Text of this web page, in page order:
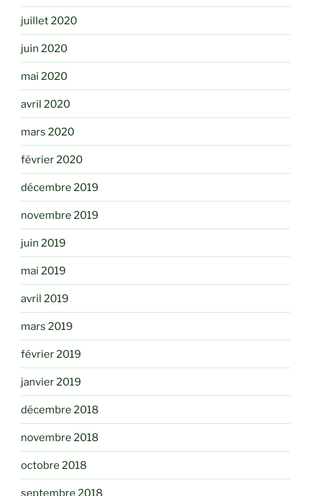
juillet 2020
juin 2020
mai 2020
avril 2020
mars 2020
février 2020
décembre 2019
novembre 2019
juin 2019
mai 2019
avril 2019
mars 2019
février 2019
janvier 2019
décembre 2018
novembre 2018
octobre 2018
septembre 2018